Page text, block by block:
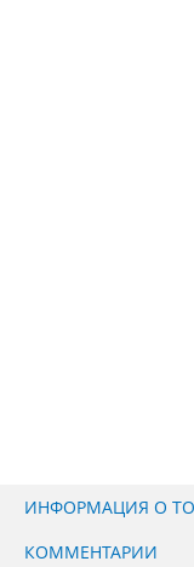
ИНФОРМАЦИЯ О
КОММЕНТАРИИ